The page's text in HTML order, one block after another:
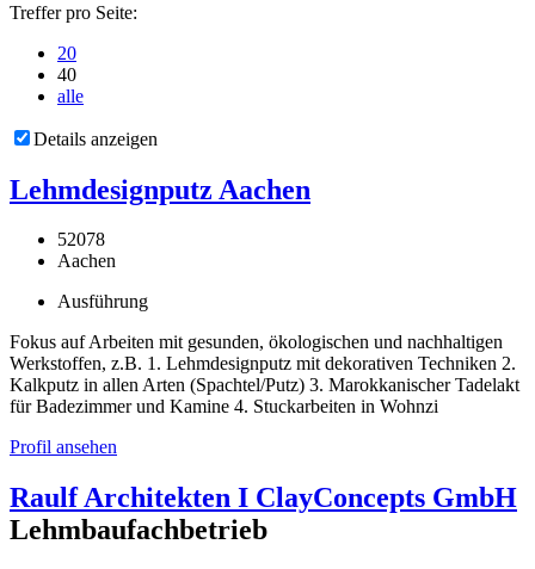
Treffer pro Seite:
20
40
alle
Details anzeigen
Lehmdesignputz Aachen
52078
Aachen
Ausführung
Fokus auf Arbeiten mit gesunden, ökologischen und nachhaltigen
Werkstoffen, z.B. 1. Lehmdesignputz mit dekorativen Techniken 2.
Kalkputz in allen Arten (Spachtel/Putz) 3. Marokkanischer Tadelakt
für Badezimmer und Kamine 4. Stuckarbeiten in Wohnzi
Profil ansehen
Raulf Architekten I ClayConcepts GmbH
Lehmbaufachbetrieb